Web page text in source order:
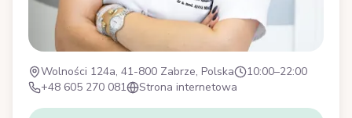
Wolności 124a, 41-800 Zabrze, Polska
10:00–22:00
+48 605 270 081
Strona internetowa